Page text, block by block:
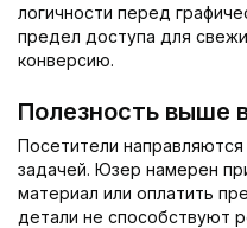
логичности перед
предел доступа для
конверсию.
Полезность выше
Посетители
задачей. Юзер намерен
материал или оплатить
детали не способствуют